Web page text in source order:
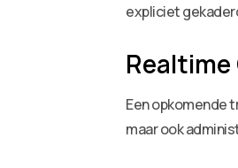
expliciet
Een opkomende
maar ook